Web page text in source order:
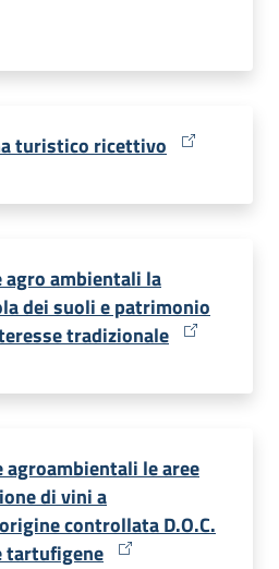
turistico ricettivo
agro ambientali la
dei suoli e patrimonio
tradizionale
agroambientali le aree
di vini a
controllata D.O.C.
tartufigene